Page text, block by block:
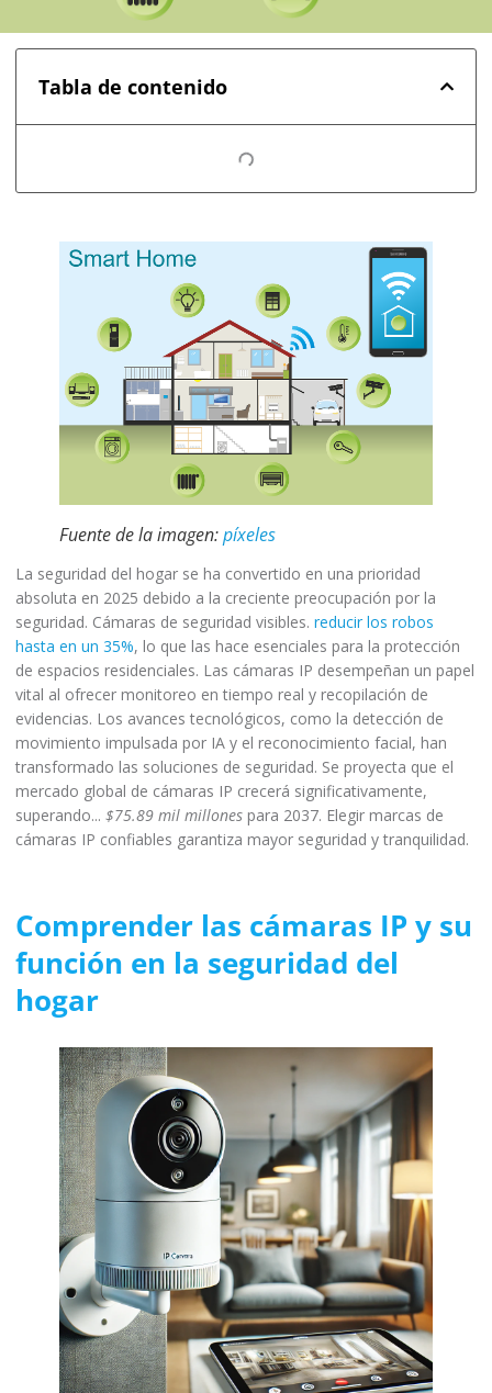
Tabla de contenido
Fuente de la imagen:píxeles
La seguridad del hogar se ha convertido en una prioridad
absoluta en 2025 debido a la creciente preocupación por la
seguridad. Cámaras de seguridad visibles. reducir los robos
hasta en un 35%, lo que las hace esenciales para la protección
de espacios residenciales. Las cámaras IP desempeñan un papel
vital al ofrecer monitoreo en tiempo real y recopilación de
evidencias. Los avances tecnológicos, como la detección de
movimiento impulsada por IA y el reconocimiento facial, han
transformado las soluciones de seguridad. Se proyecta que el
mercado global de cámaras IP crecerá significativamente,
superando... $75.89 mil millones para 2037. Elegir marcas de
cámaras IP confiables garantiza mayor seguridad y tranquilidad.
Comprender las cámaras IP y su
función en la seguridad del
hogar